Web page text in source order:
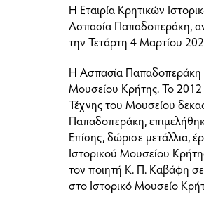
Η Εταιρία Κρητικών
Ασπασία Παπαδοπεράκη,
την Τετάρτη 4 Μαρτίου
Η Ασπασία Παπαδοπεράκη
Μουσείου Κρήτης. Το
Τέχνης του Μουσείου
Παπαδοπεράκη,
Επίσης, δώρισε μετάλλια,
Ιστορικού Μουσείου
τον ποιητή Κ. Π. Καβάφη
στο Ιστορικό Μουσείο